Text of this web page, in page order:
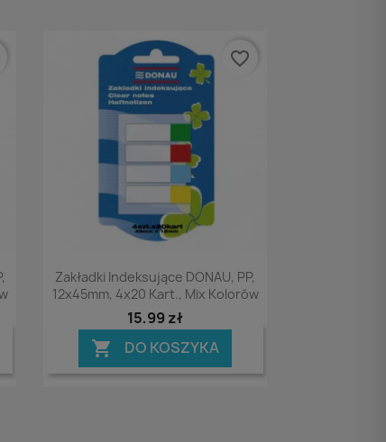
Podgląd
Zakładki Indeksujące DONAU, PP,
12x45mm, 4x20 Kart., Mix Kolorów
15,99 zł
 DO KOSZYKA
favorite_border